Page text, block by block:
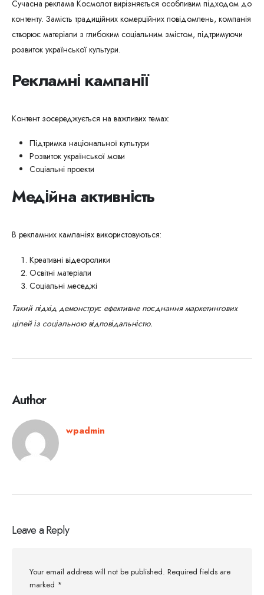
Сучасна реклама Космолот вирізняється особливим підходом до
контенту. Замість традиційних комерційних повідомлень, компанія
створює матеріали з глибоким соціальним змістом, підтримуючи
розвиток української культури.
Рекламні кампанії
Контент зосереджується на важливих темах:
Підтримка національної культури
Розвиток української мови
Соціальні проекти
Медійна активність
В рекламних кампаніях використовуються:
Креативні відеоролики
Освітні матеріали
Соціальні меседжі
Такий підхід демонструє ефективне поєднання маркетингових
цілей із соціальною відповідальністю.
Author
wpadmin
Leave a Reply
Your email address will not be published. Required fields are
marked *